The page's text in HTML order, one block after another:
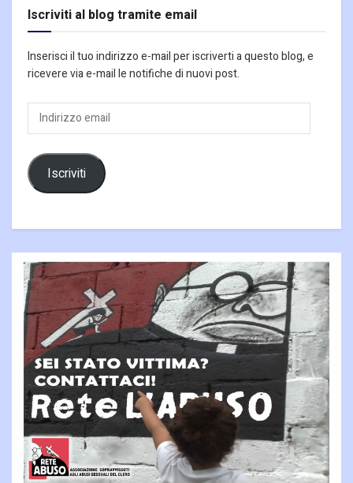
Iscriviti al blog tramite email
Inserisci il tuo indirizzo e-mail per iscriverti a questo blog, e
ricevere via e-mail le notifiche di nuovi post.
Indirizzo
email
Iscriviti